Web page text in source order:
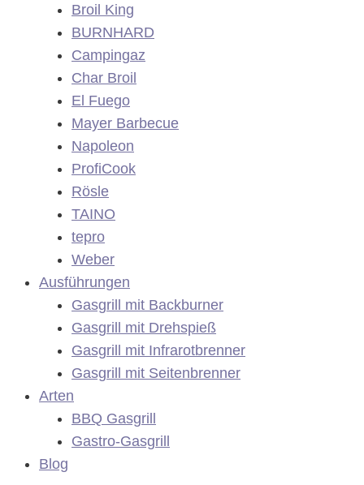
Broil King
BURNHARD
Campingaz
Char Broil
El Fuego
Mayer Barbecue
Napoleon
ProfiCook
Rösle
TAINO
tepro
Weber
Ausführungen
Gasgrill mit Backburner
Gasgrill mit Drehspieß
Gasgrill mit Infrarotbrenner
Gasgrill mit Seitenbrenner
Arten
BBQ Gasgrill
Gastro-Gasgrill
Blog